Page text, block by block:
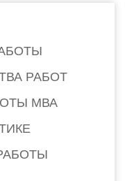
РАБОТ
МВА